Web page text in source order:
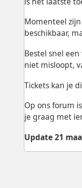
Momenteel
beschikbaar,
Bestel snel
niet misloopt,
Tickets kan je
Op ons forum
je graag met
Update 21